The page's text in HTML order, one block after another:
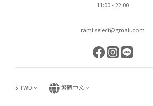
11:00 - 22:00
rami.select@gmail.com
$ TWD 繁體中文